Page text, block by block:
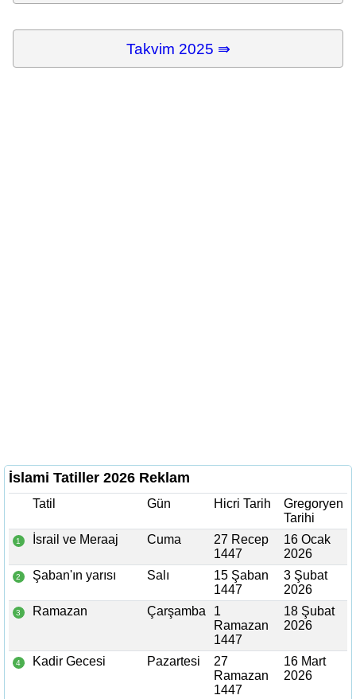
Takvim 2025 ⇛
İslami Tatiller 2026 Reklam
Tatil Gün Hicri Tarih
Gregoryen
Tarihi
1 İsrail ve Meraaj Cuma
27 Recep
1447
16 Ocak
2026
2 Şaban'ın yarısı Salı
15 Şaban
1447
3 Şubat
2026
3 Ramazan Çarşamba
1
Ramazan
1447
18 Şubat
2026
4 Kadir Gecesi Pazartesi
27
Ramazan
1447
16 Mart
2026